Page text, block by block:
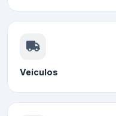
Veículos